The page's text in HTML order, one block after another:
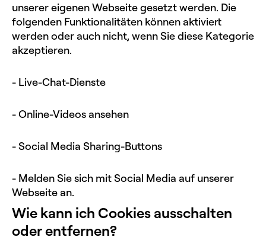
unserer eigenen Webseite gesetzt werden. Die
folgenden Funktionalitäten können aktiviert
werden oder auch nicht, wenn Sie diese Kategorie
akzeptieren.
- Live-Chat-Dienste
- Online-Videos ansehen
- Social Media Sharing-Buttons
- Melden Sie sich mit Social Media auf unserer
Webseite an.
Wie kann ich Cookies ausschalten
oder entfernen?